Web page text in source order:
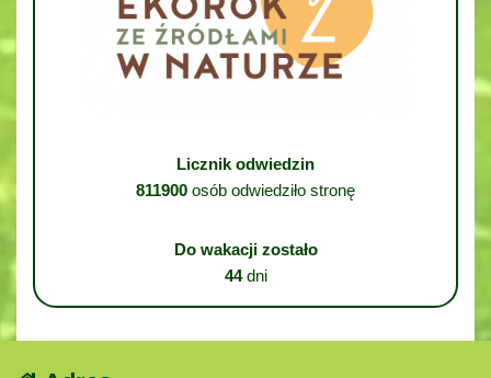
Licznik odwiedzin
811900 osób odwiedziło stronę
Do wakacji zostało
44dni